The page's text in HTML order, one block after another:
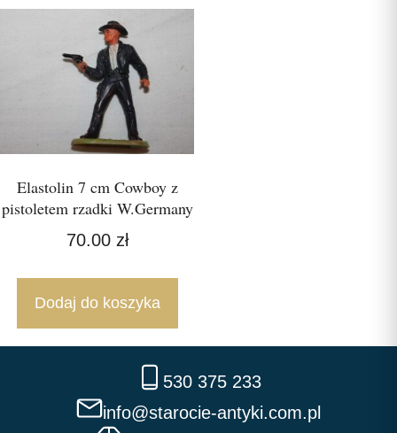
Elastolin 7 cm Cowboy z
pistoletem rzadki W.Germany
70.00 zł
Dodaj do koszyka
530 375 233
info@starocie-antyki.com.pl